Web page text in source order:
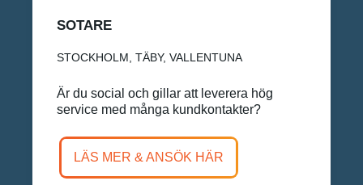
SOTARE
STOCKHOLM, TÄBY, VALLENTUNA
Är du social och gillar att leverera hög
service med många kundkontakter?
LÄS MER & ANSÖK HÄR